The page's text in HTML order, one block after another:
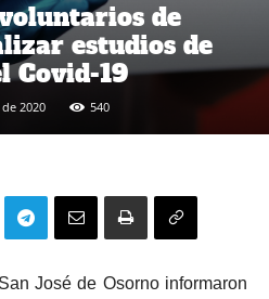
de
estudios de
Covid-19
2020 540
José de Osorno informaron